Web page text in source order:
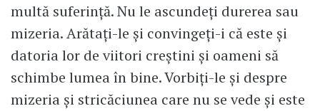
multă suferință. Nu le ascundeți durerea sau
mizeria. Arătați-le și convingeți-i că este și
datoria lor de viitori creștini și oameni să
schimbe lumea în bine. Vorbiți-le și despre
mizeria și stricăciunea care nu se vede și este